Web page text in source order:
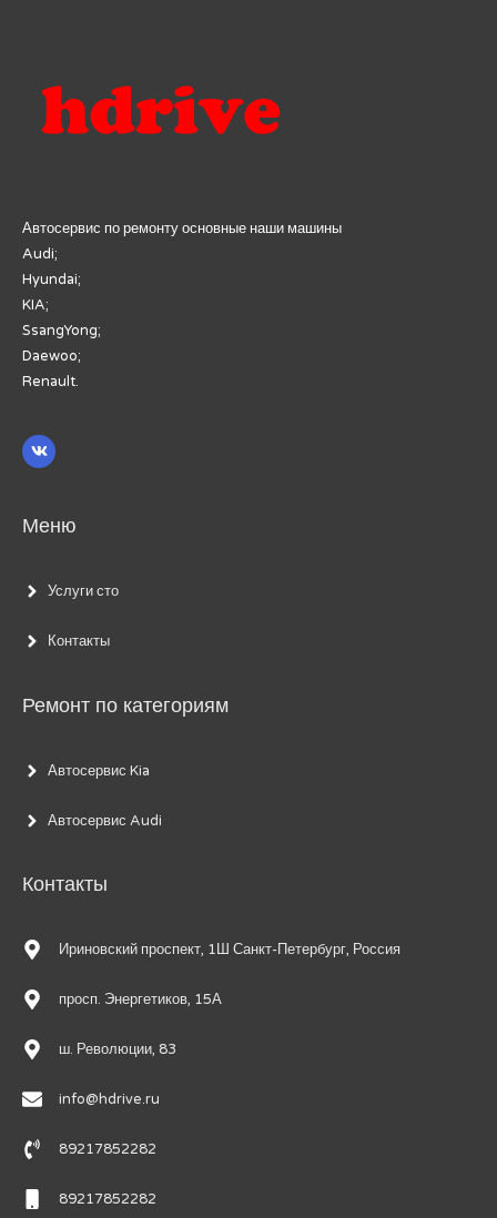
Автосервис по ремонту основные наши машины
Audi;
Hyundai;
KIA;
SsangYong;
Daewoo;
Renault.
Меню
Услуги сто
Контакты
Ремонт по категориям
Автосервис Kia
Автосервис Audi
Контакты
Ириновский проспект, 1Ш Санкт-Петербург, Россия
просп. Энергетиков, 15А
ш. Революции, 83
info@hdrive.ru
89217852282
89217852282